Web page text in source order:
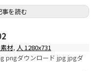
事を読む
材, 人 1280x731
pngダウンロード jpg jpgダ